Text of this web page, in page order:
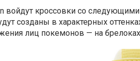
войдут кроссовки со
созданы в характерных
лиц покемонов — на